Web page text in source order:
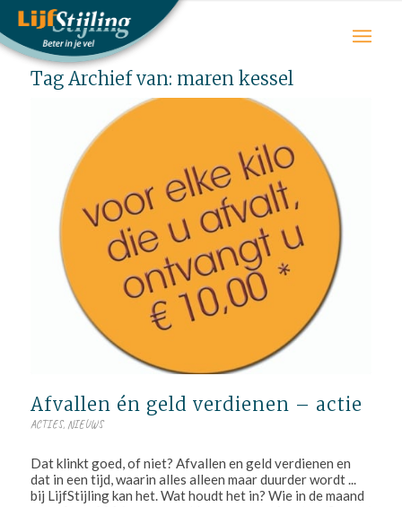
Tag Archief van: maren kessel
Afvallen én geld verdienen – actie
ACTIES, NIEUWS
Dat klinkt goed, of niet? Afvallen en geld verdienen en
dat in een tijd, waarin alles alleen maar duurder wordt ...
bij LijfStijling kan het. Wat houdt het in? Wie in de maand